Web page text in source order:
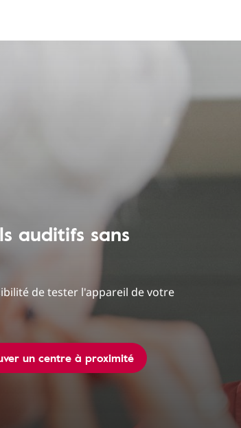
auditifs sans
de tester l'appareil de votre
un centre à proximité